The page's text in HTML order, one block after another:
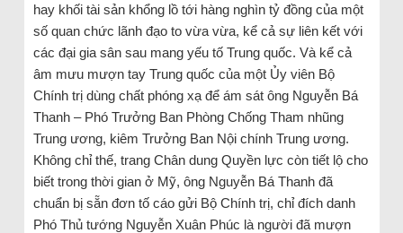
hay khối tài sản khổng lồ tới hàng nghìn tỷ đồng của một
số quan chức lãnh đạo to vừa vừa, kể cả sự liên kết với
các đại gia sân sau mang yếu tố Trung quốc. Và kể cả
âm mưu mượn tay Trung quốc của một Ủy viên Bộ
Chính trị dùng chất phóng xạ để ám sát ông Nguyễn Bá
Thanh – Phó Trưởng Ban Phòng Chống Tham nhũng
Trung ương, kiêm Trưởng Ban Nội chính Trung ương.
Không chỉ thế, trang Chân dung Quyền lực còn tiết lộ cho
biết trong thời gian ở Mỹ, ông Nguyễn Bá Thanh đã
chuẩn bị sẵn đơn tố cáo gửi Bộ Chính trị, chỉ đích danh
Phó Thủ tướng Nguyễn Xuân Phúc là người đã mượn